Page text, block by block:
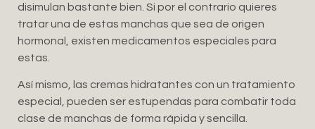
disimulan bastante bien. Si por el contrario quieres
tratar una de estas manchas que sea de origen
hormonal, existen medicamentos especiales para
estas.
Así mismo, las cremas hidratantes con un tratamiento
especial, pueden ser estupendas para combatir toda
clase de manchas de forma rápida y sencilla.